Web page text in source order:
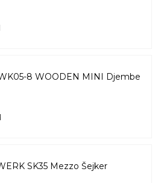
8 WOODEN MINI Djembe
SK35 Mezzo Šejker